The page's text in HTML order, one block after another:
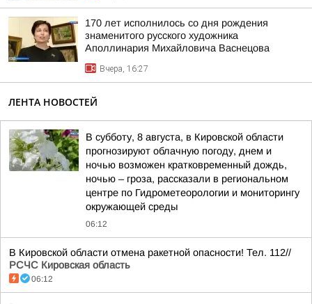
170 лет исполнилось со дня рождения
знаменитого русского художника
Аполлинария Михайловича Васнецова
Вчера, 16:27
ЛЕНТА НОВОСТЕЙ
В субботу, 8 августа, в Кировской области
прогнозируют облачную погоду, днем и
ночью возможен кратковременный дождь,
ночью – гроза, рассказали в региональном
центре по Гидрометеорологии и мониторингу
окружающей среды
06:12
В Кировской области отмена ракетной опасности! Тел. 112//
РСЧС Кировская область
06:12